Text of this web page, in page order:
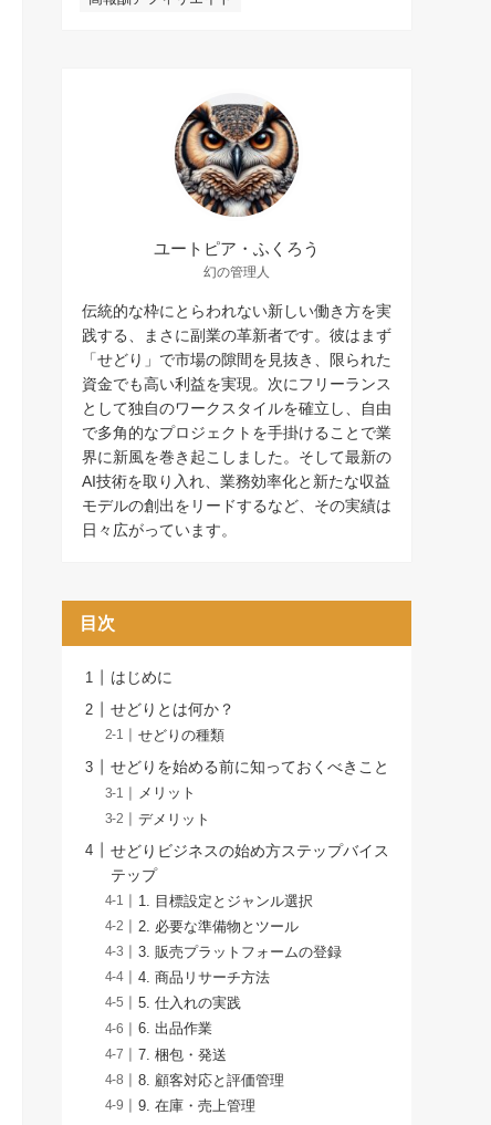
ユートピア・ふくろう
幻の管理人
伝統的な枠にとらわれない新しい働き方を実
践する、まさに副業の革新者です。彼はまず
「せどり」で市場の隙間を見抜き、限られた
資金でも高い利益を実現。次にフリーランス
として独自のワークスタイルを確立し、自由
で多角的なプロジェクトを手掛けることで業
界に新風を巻き起こしました。そして最新の
AI技術を取り入れ、業務効率化と新たな収益
モデルの創出をリードするなど、その実績は
日々広がっています。
目次
はじめに
せどりとは何か？
せどりの種類
せどりを始める前に知っておくべきこと
メリット
デメリット
せどりビジネスの始め方ステップバイス
テップ
1. 目標設定とジャンル選択
2. 必要な準備物とツール
3. 販売プラットフォームの登録
4. 商品リサーチ方法
5. 仕入れの実践
6. 出品作業
7. 梱包・発送
8. 顧客対応と評価管理
9. 在庫・売上管理